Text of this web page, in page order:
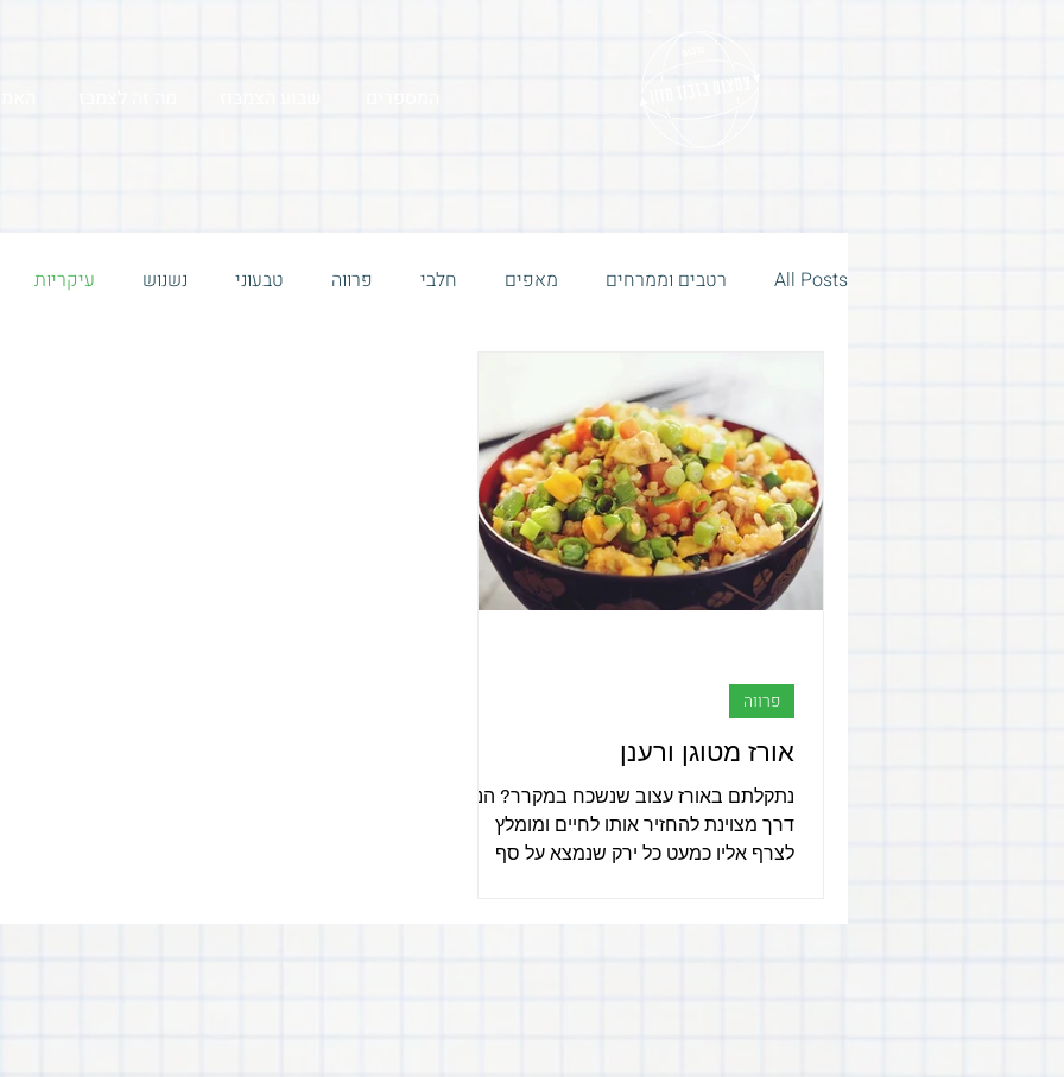
All Posts רטבים וממרחים מאפים חלבי פרווה טבעוני נשנוש עיקריות
אורז מטוגן ורענן
נתקלתם באורז עצוב שנשכח במקרר? הנה
דרך מצוינת להחזיר אותו לחיים ומומלץ
לצרף אליו כמעט כל ירק שנמצא על סף
פרווה